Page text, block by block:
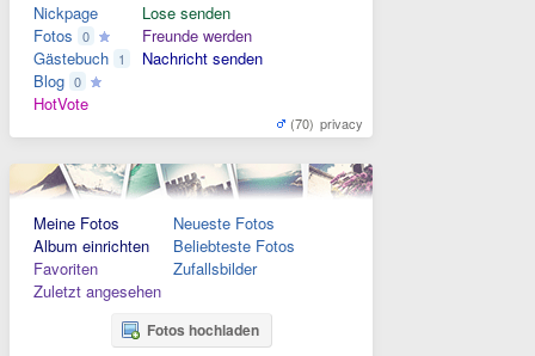
Nickpage
Fotos 0
Gästebuch 1
Blog 0
HotVote
Lose senden
Freunde werden
Nachricht senden
(70) privacy
Meine Fotos
Album einrichten
Favoriten
Zuletzt angesehen
Neueste Fotos
Beliebteste Fotos
Zufallsbilder
Fotos hochladen